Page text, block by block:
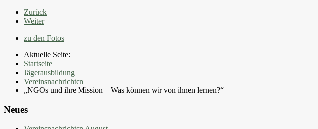
Zurück
Weiter
zu den Fotos
Aktuelle Seite:
Startseite
Jägerausbildung
Vereinsnachrichten
„NGOs und ihre Mission – Was können wir von ihnen lernen?“
Neues